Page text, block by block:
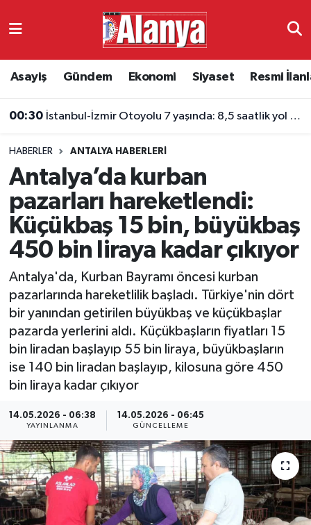
Asayiş Gündem Ekonomi Siyaset Resmi
00:30 İstanbul-İzmir Otoyolu 7 yaşında: 8,5 saatlik yol 3,5 saate indi
HABERLER ANTALYA HABERLERI
Antalya’da kurban
pazarları hareketlendi:
Küçükbaş 15 bin, büyükbaş
450 bin liraya kadar çıkıyor
Antalya'da, Kurban Bayramı öncesi kurban
pazarlarında hareketlilik başladı. Türkiye'nin dört
bir yanından getirilen büyükbaş ve küçükbaşlar
pazarda yerlerini aldı. Küçükbaşların fiyatları 15
bin liradan başlayıp 55 bin liraya, büyükbaşların
ise 140 bin liradan başlayıp, kilosuna göre 450
bin liraya kadar çıkıyor
14.05.2026 - 06:38
YAYINLANMA
14.05.2026 - 06:45
GÜNCELLEME
Ekonomi
Resmi İlanlar
Alanyaspor
E-Gazete
Antalya Namaz Vakitleri
Süper Lig Puan Durumu ve Fikstür
Tüm Manşetler
Son Dakika Haberleri
Haber Arşivi